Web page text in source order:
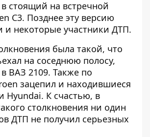
стоящий на встречной
C3. Позднее эту версию
и некоторые участники ДТП.
была такой, что
на соседнюю полосу,
ВАЗ 2109. Также по
зацепил и находившиеся
Hyundai. К счастью, в
столкновения ни один
ДТП не получил серьезных